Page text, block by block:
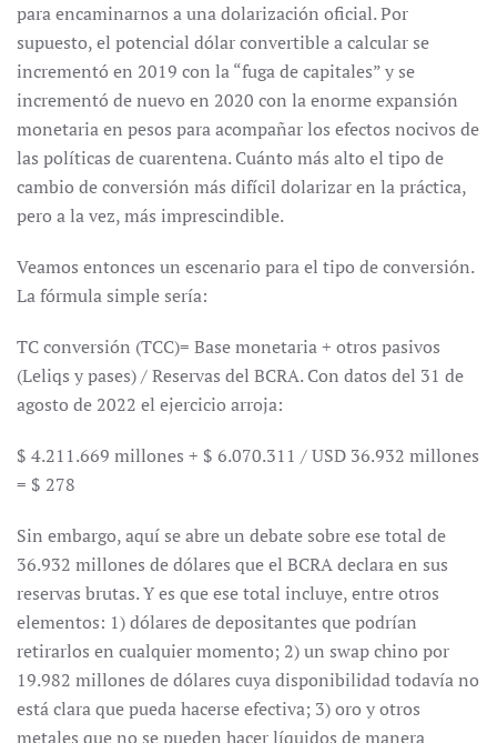
para encaminarnos a una dolarización oficial. Por
supuesto, el potencial dólar convertible a calcular se
incrementó en 2019 con la “fuga de capitales” y se
incrementó de nuevo en 2020 con la enorme expansión
monetaria en pesos para acompañar los efectos nocivos de
las políticas de cuarentena. Cuánto más alto el tipo de
cambio de conversión más difícil dolarizar en la práctica,
pero a la vez, más imprescindible.
Veamos entonces un escenario para el tipo de conversión.
La fórmula simple sería:
TC conversión (TCC)= Base monetaria + otros pasivos
(Leliqs y pases) / Reservas del BCRA. Con datos del 31 de
agosto de 2022 el ejercicio arroja:
$ 4.211.669 millones + $ 6.070.311 / USD 36.932 millones
= $ 278
Sin embargo, aquí se abre un debate sobre ese total de
36.932 millones de dólares que el BCRA declara en sus
reservas brutas. Y es que ese total incluye, entre otros
elementos: 1) dólares de depositantes que podrían
retirarlos en cualquier momento; 2) un swap chino por
19.982 millones de dólares cuya disponibilidad todavía no
está clara que pueda hacerse efectiva; 3) oro y otros
metales que no se pueden hacer líquidos de manera